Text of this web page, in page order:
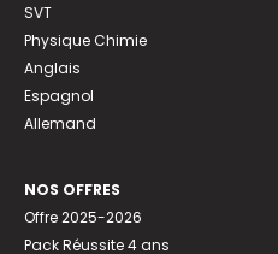
SVT
Physique Chimie
Anglais
Espagnol
Allemand
NOS OFFRES
Offre 2025-2026
Pack Réussite 4 ans